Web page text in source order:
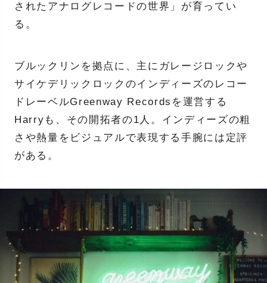
されたアナログレコードの世界」が育ってい
る。
ブルックリンを拠点に、主にガレージロックや
サイケデリックロックのインディーズのレコー
ドレーベルGreenway Recordsを運営する
Harryも、その開拓者の1人。インディーズの粗
さや熱量をビジュアルで表現する手腕には定評
がある。